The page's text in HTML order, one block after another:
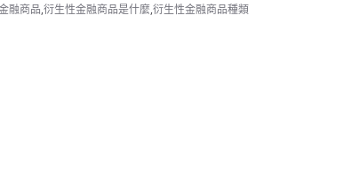
融商品,衍生性金融商品是什麼,衍生性金融商品種類